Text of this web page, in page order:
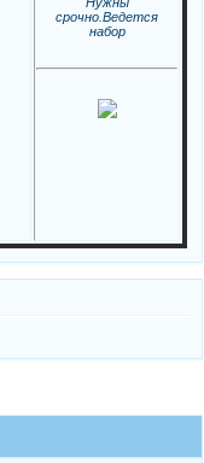
срочно.Ведется
набор